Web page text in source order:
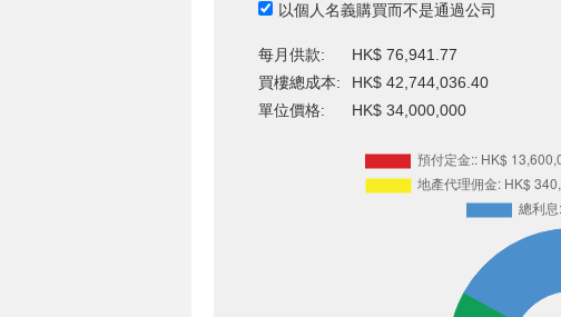
以個人名義購買而不是通過公司
每月供款:
HK$ 76,941.77
買樓總成本:
HK$ 42,744,036.40
單位價格:
HK$ 34,000,000